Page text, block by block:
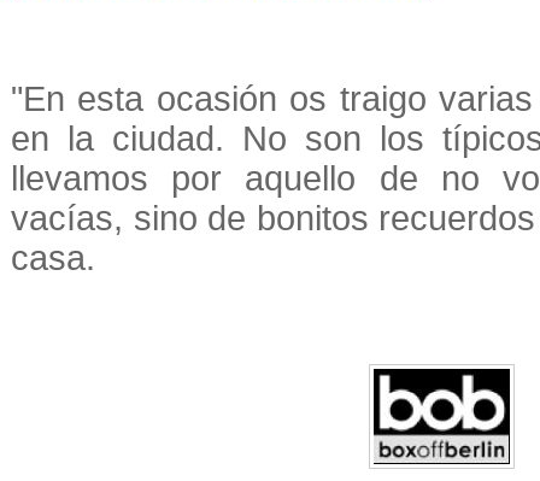
"En esta ocasión os traigo
en la ciudad. No son los
llevamos por aquello de no
vacías, sino de bonitos
casa.